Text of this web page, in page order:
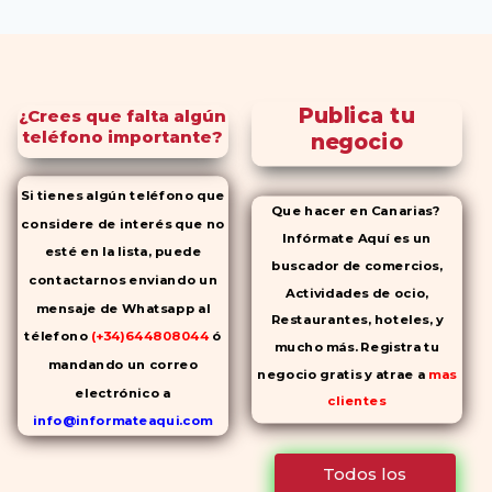
¿Crees que falta algún
teléfono importante?
Si tienes algún teléfono que
considere de interés que no
esté en la lista, puede
contactarnos enviando un
mensaje de Whatsapp al
télefono (+34)644808044 ó
mandando un correo
electrónico a
info@informateaqui.com
Mientras que antes la
Publica tu
negocio
Que hacer en Canarias?
Infórmate Aquí es un
buscador de comercios,
Actividades de ocio,
Restaurantes, hoteles, y
mucho más. Registra tu
negocio gratis y atrae a mas
clientes
Todos los